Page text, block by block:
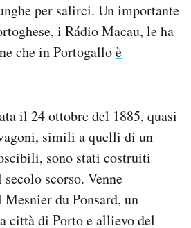
per salirci. Un importante
i Rádio Macau, le ha
che in Portogalloè
il 24 ottobre del 1885, quasi
simili a quelli di un
sono stati costruiti
scorso. Venne
du Ponsard, un
città di Porto e allievo del